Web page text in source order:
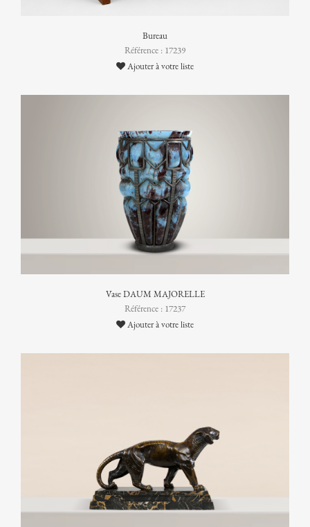
Bureau
Référence : 17239
Ajouter à votre liste
Vase DAUM MAJORELLE
Référence : 17237
Ajouter à votre liste